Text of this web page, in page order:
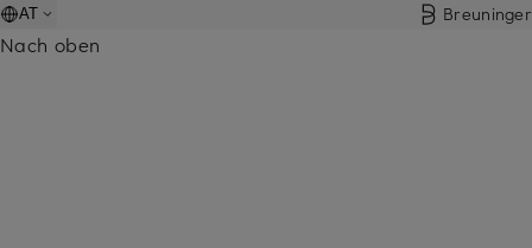
AT Breuninger
Nach oben